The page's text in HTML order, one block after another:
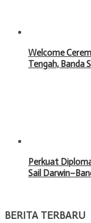
Welcome
Tengah, Banda
Perkuat
Sail
BERITA TERBARU